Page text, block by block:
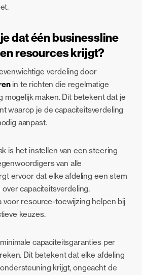
dat één businessline
resources krijgt?
verdeling door
in te richten die regelmatige
mogelijk maken. Dit betekent dat je
waarop je de capaciteitsverdeling
aanpast.
is het instellen van een steering
van alle
ervoor dat elke afdeling een stem
capaciteitsverdeling.
voor resource-toewijzing helpen bij
keuzes.
capaciteitsgaranties per
Dit betekent dat elke afdeling
krijgt, ongeacht de